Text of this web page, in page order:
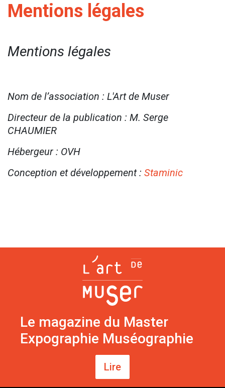
Mentions légales
Mentions légales
Nom de l’association : L'Art de Muser
Directeur de la publication : M. Serge
CHAUMIER
Hébergeur : OVH
Conception et développement : Staminic
Le magazine du Master
Expographie Muséographie
Lire